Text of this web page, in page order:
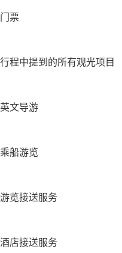
门票
行程中提到的所有观光项目
英文导游
乘船游览
游览接送服务
酒店接送服务